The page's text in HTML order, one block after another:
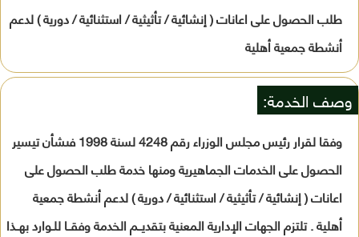
طلب الحصول على اعانات ( إنشائية / تأثيثية / استثنائية / دورية ) لدعم
أنشطة جمعية أهلية
وصف الخدمة:
وفقا لقرار رئيس مجلس الوزراء رقم 4248 لسنة 1998 فىشأن تيسير
الحصول على الخدمات الجماهيرية ومنها خدمة طلب الحصول على
اعانات ( إنشائية / تأثيثية / استثنائية / دورية ) لدعم أنشطة جمعية
أهلية . تلتزم الجهات الإدارية المعنية بتقديــم الخدمة وفقــا للـوارد بهــذا